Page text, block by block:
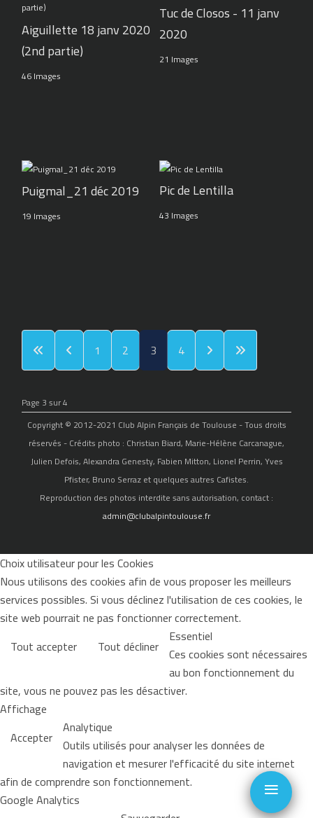
Aiguillette 18 janv 2020
(2nd partie)
46 Images
Tuc de Closos - 11 janv
2020
21 Images
Puigmal_21 déc 2019
19 Images
Pic de Lentilla
43 Images
1 2 3 4
Page 3 sur 4
Copyright © 2012-2021 Club Alpin Français de Toulouse - Tous droits
réservés - Crédits photo : Christian Biard, Marie-Hélène Carcanague,
Julien Defois, Alexandra Genesty, Fabien Mitton, Lionel Perrin, Yves
Pfister, Bruno Serraz et quelques autres Cafistes.
Reproduction des photos interdite sans autorisation, contact :
admin@clubalpintoulouse.fr
Choix utilisateur pour les Cookies
Nous utilisons des cookies afin de vous proposer les meilleurs
services possibles. Si vous déclinez l'utilisation de ces cookies, le
site web pourrait ne pas fonctionner correctement.
Tout accepter
Tout décliner Essentiel
Ces cookies sont nécessaires
au bon fonctionnement du
site, vous ne pouvez pas les désactiver.
Affichage
Accepter Analytique
Outils utilisés pour analyser les données de
navigation et mesurer l'efficacité du site internet
afin de comprendre son fonctionnement.
Google Analytics
≡